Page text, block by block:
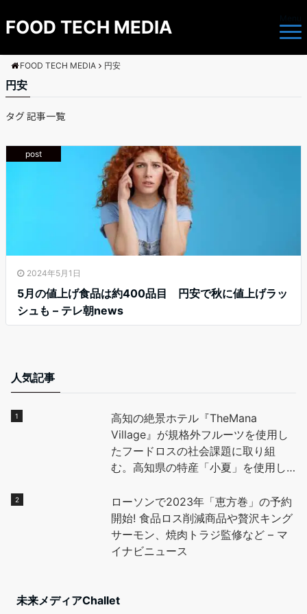
FOOD TECH MEDIA
FOOD TECH MEDIA 円安
円安
タグ 記事一覧
post
2024年5月1日
5月の値上げ食品は約400品目 円安で秋に値上げラッ
シュも – テレ朝news
人気記事
高知の絶景ホテル『TheMana
Village』が規格外フルーツを使用し
たフードロスの社会課題に取り組
む。高知県の特産「小夏」を使用し
全国に魅力を発信。 – PR TIMES
ローソンで2023年「恵方巻」の予約
開始! 食品ロス削減商品や贅沢キング
サーモン、焼肉トラジ監修など – マ
イナビニュース
未来メディアChallet